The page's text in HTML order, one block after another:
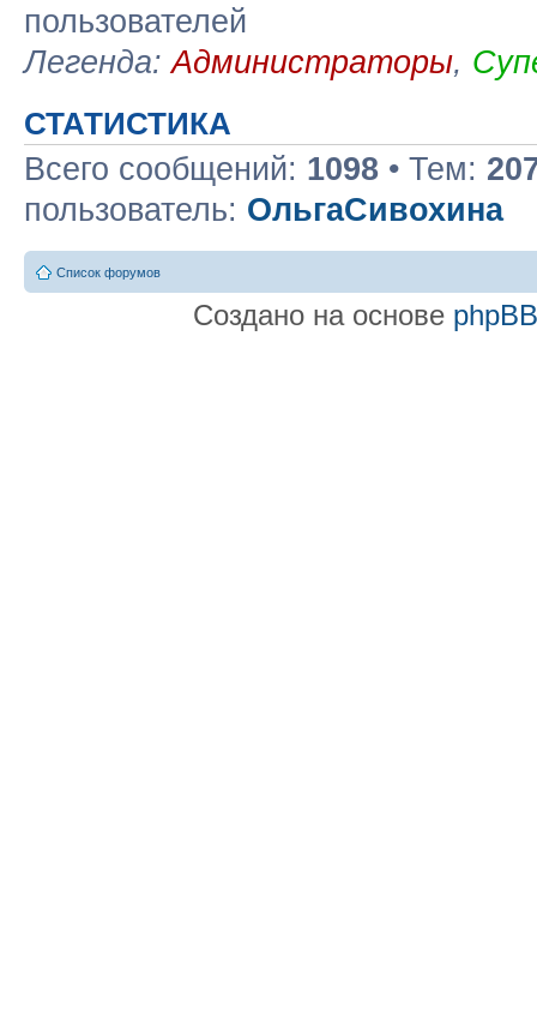
пользователей
Легенда:Администраторы,
СТАТИСТИКА
Всего сообщений: 1098 • Тем:
пользователь: ОльгаСивохина
Список форумов
Создано на основе phpBB